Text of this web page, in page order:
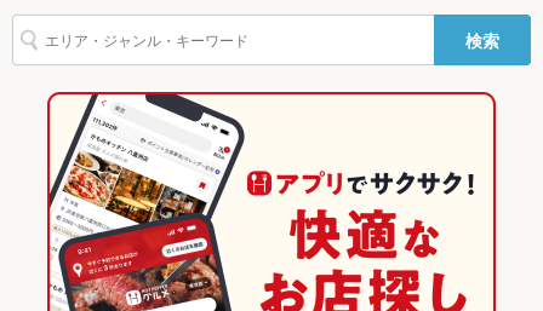
駐車場 なし ：徒歩1分以内に有料パーキングがございます。
その他設備
席の指定等がありましたら予約時にお気軽にお申し付けくださ
い。
その他
飲み放題 なし
食べ放題
なし ：コース・単品料理もこだわりを持って丁寧につくってい
ます！
めがね橋駅 × イタリアン・フレンチ
めがね橋駅 × イタリアン
長崎
長崎 × イタリアン・フレンチ
長崎 × イタリアン
めがね橋駅
長崎のグルメランキング
長崎のイタリアン・フレンチランキング
長崎のイタリアンランキング
長崎市のグルメランキング
長崎市のイタリアン・フレンチランキング
長崎市のイタリアンランキング
検索